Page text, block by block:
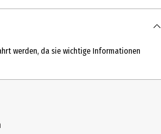
werden, da sie wichtige Informationen